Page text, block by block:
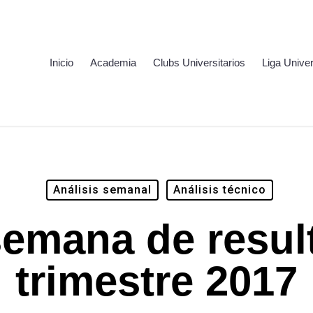
Inicio Academia Clubs Universitarios Liga
Análisis semanal Análisis técnico
de
trimestre 2017